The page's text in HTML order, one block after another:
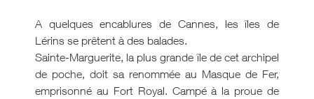
A quelques encablures de Cannes, les îles de
Lérins se prêtent à des balades.
Sainte-Marguerite, la plus grande île de cet archipel
de poche, doit sa renommée au Masque de Fer,
emprisonné au Fort Royal. Campé à la proue de